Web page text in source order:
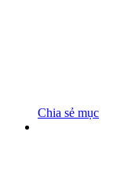
Chia sẻ mục